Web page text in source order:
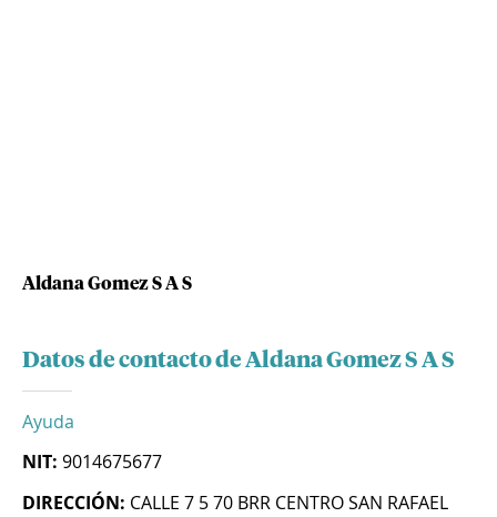
Aldana Gomez S A S
Datos de contacto de Aldana Gomez S A S
Ayuda
NIT: 9014675677
DIRECCIÓN: CALLE 7 5 70 BRR CENTRO SAN RAFAEL